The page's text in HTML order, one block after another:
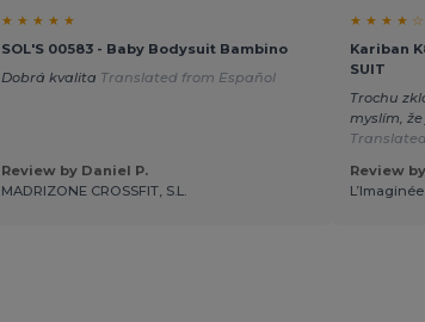
★ ★ ★ ★ ★
SOL'S 00583 - Baby Bodysuit Bambino
Dobrá kvalita Translated from Español
Review by Daniel P.
MADRIZONE CROSSFIT, S.L.
★ ★ ★ ★ ☆
Kariban
SUIT
Trochu
myslím,
Review
L’Imaginée